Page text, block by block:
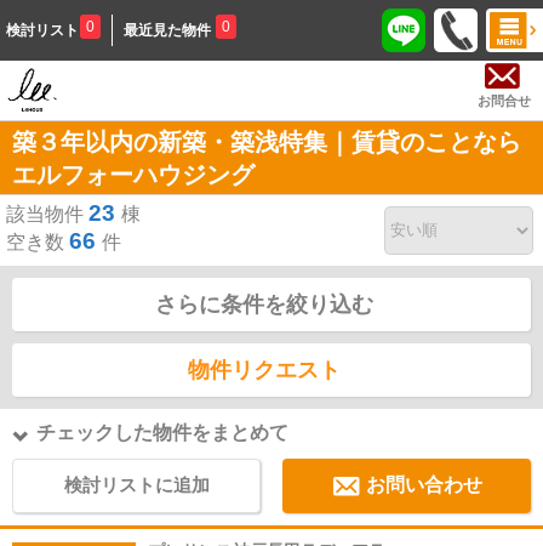
検討リスト 0 最近見た物件 0
お問合せ
築３年以内の新築・築浅特集｜賃貸のことなら
エルフォーハウジング
該当物件 23 棟
空き数 66 件
さらに条件を絞り込む
物件リクエスト
チェックした物件をまとめて
検討リストに追加 お問い合わせ